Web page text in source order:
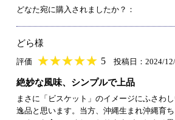
どなた宛に購入されましたか？：
どら様
評価 ★★★★★
★★★★★ 5 投稿日：2024/
絶妙な風味、シンプルで上品
まさに「ビスケット」のイメージにふさわ
逸品と思います。当方、沖縄生まれ沖縄育